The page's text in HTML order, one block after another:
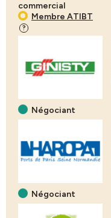
commercial
Membre ATIBT
?
Négociant
Négociant